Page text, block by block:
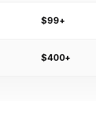
$99+
$400+